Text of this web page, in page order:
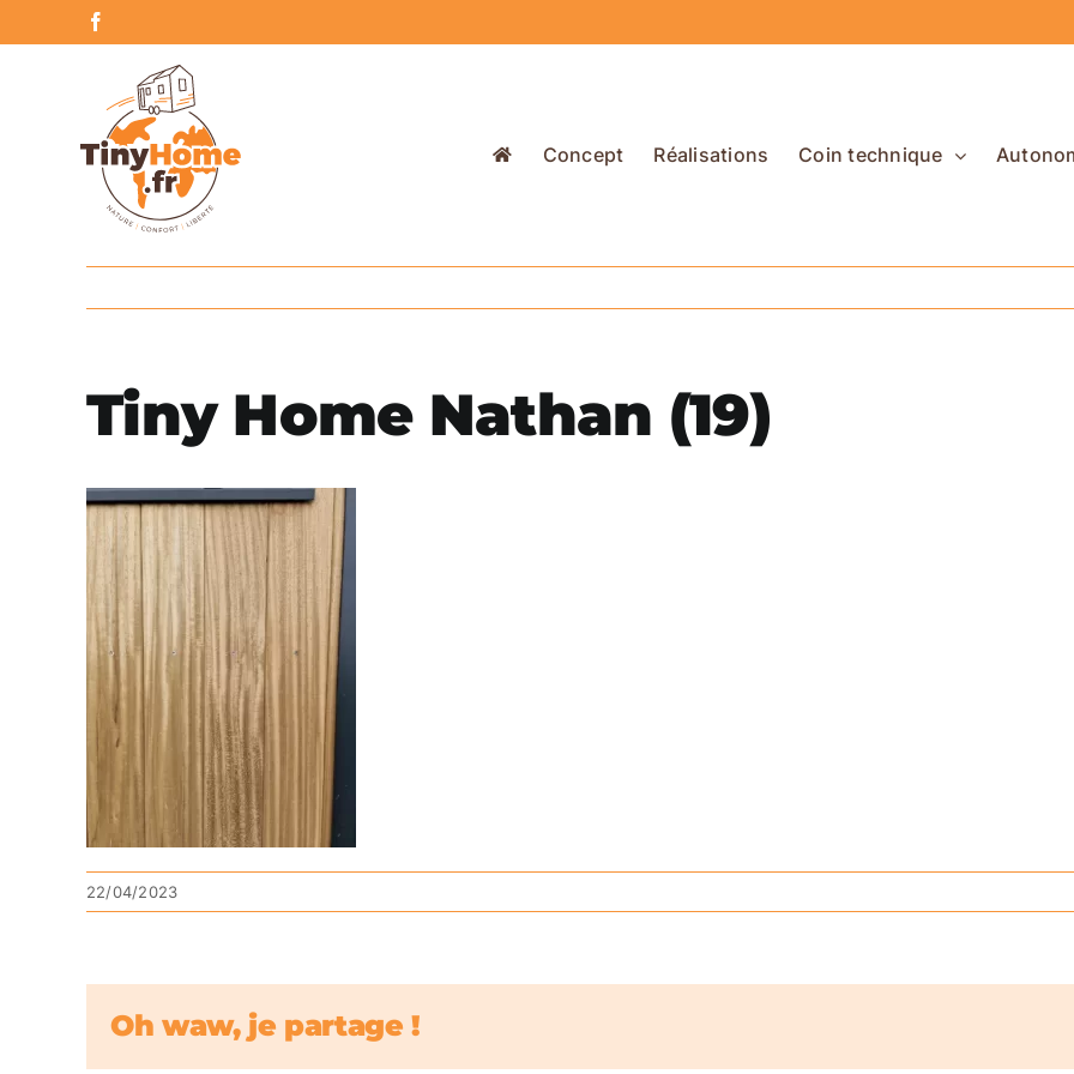
to
Concept Réalisations Coin technique
Tiny Home Nathan (19)
22/04/2023
Oh waw, je partage !